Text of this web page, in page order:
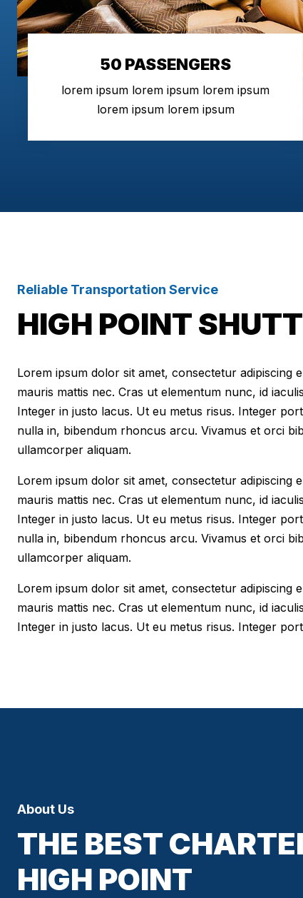
50 PASSENGERS
lorem ipsum lorem ipsum lorem ipsum
lorem ipsum lorem ipsum
Reliable Transportation Service
HIGH POINT
Lorem ipsum dolor sit amet, consectetur adipiscing
mauris mattis nec. Cras ut elementum nunc, id
Integer in justo lacus. Ut eu metus risus. Integer
nulla in, bibendum rhoncus arcu. Vivamus et orci
ullamcorper aliquam.
Lorem ipsum dolor sit amet, consectetur adipiscing
mauris mattis nec. Cras ut elementum nunc, id
Integer in justo lacus. Ut eu metus risus. Integer
nulla in, bibendum rhoncus arcu. Vivamus et orci
ullamcorper aliquam.
Lorem ipsum dolor sit amet, consectetur adipiscing
mauris mattis nec. Cras ut elementum nunc, id
Integer in justo lacus. Ut eu metus risus. Integer
About Us
THE BEST
HIGH POINT